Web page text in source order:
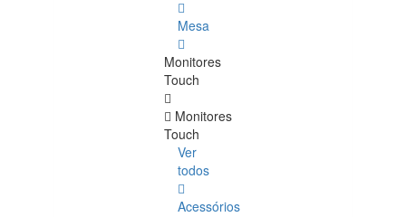
Mesa
Monitores
Touch
Monitores
Touch
Ver
todos
Acessórios